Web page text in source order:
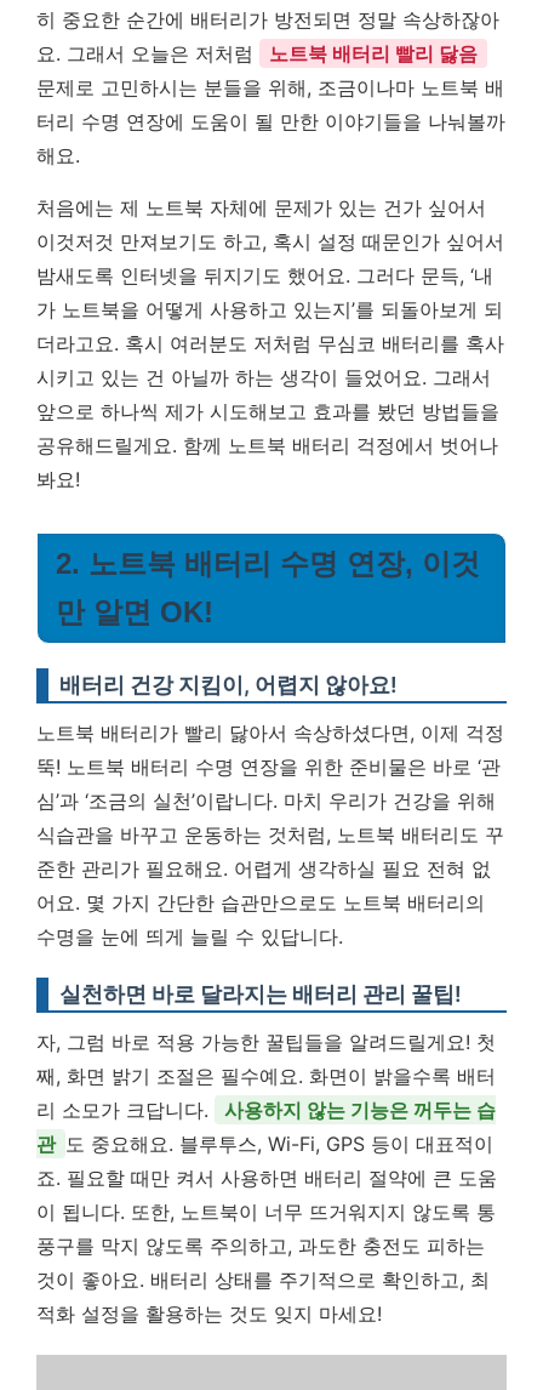
히 중요한 순간에 배터리가 방전되면 정말 속상하잖아
요. 그래서 오늘은 저처럼
노트북 배터리 빨리 닳음
문제로 고민하시는 분들을 위해, 조금이나마 노트북 배
터리 수명 연장에 도움이 될 만한 이야기들을 나눠볼까
해요.
처음에는 제 노트북 자체에 문제가 있는 건가 싶어서
이것저것 만져보기도 하고, 혹시 설정 때문인가 싶어서
밤새도록 인터넷을 뒤지기도 했어요. 그러다 문득, ‘내
가 노트북을 어떻게 사용하고 있는지’를 되돌아보게 되
더라고요. 혹시 여러분도 저처럼 무심코 배터리를 혹사
시키고 있는 건 아닐까 하는 생각이 들었어요. 그래서
앞으로 하나씩 제가 시도해보고 효과를 봤던 방법들을
공유해드릴게요. 함께 노트북 배터리 걱정에서 벗어나
봐요!
2. 노트북 배터리 수명 연장, 이것
만 알면 OK!
배터리 건강 지킴이, 어렵지 않아요!
노트북 배터리가 빨리 닳아서 속상하셨다면, 이제 걱정
뚝! 노트북 배터리 수명 연장을 위한 준비물은 바로 ‘관
심’과 ‘조금의 실천’이랍니다. 마치 우리가 건강을 위해
식습관을 바꾸고 운동하는 것처럼, 노트북 배터리도 꾸
준한 관리가 필요해요. 어렵게 생각하실 필요 전혀 없
어요. 몇 가지 간단한 습관만으로도 노트북 배터리의
수명을 눈에 띄게 늘릴 수 있답니다.
실천하면 바로 달라지는 배터리 관리 꿀팁!
자, 그럼 바로 적용 가능한 꿀팁들을 알려드릴게요! 첫
째, 화면 밝기 조절은 필수예요. 화면이 밝을수록 배터
리 소모가 크답니다.
사용하지 않는 기능은 꺼두는 습
관 도 중요해요. 블루투스, Wi-Fi, GPS 등이 대표적이
죠. 필요할 때만 켜서 사용하면 배터리 절약에 큰 도움
이 됩니다. 또한, 노트북이 너무 뜨거워지지 않도록 통
풍구를 막지 않도록 주의하고, 과도한 충전도 피하는
것이 좋아요. 배터리 상태를 주기적으로 확인하고, 최
적화 설정을 활용하는 것도 잊지 마세요!